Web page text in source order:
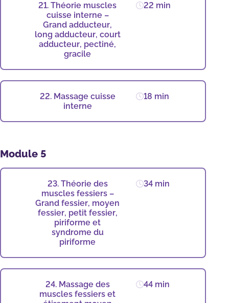
21. Théorie muscles
cuisse interne –
Grand adducteur,
long adducteur, court
adducteur, pectiné,
gracile
22 min
22. Massage cuisse
interne
18 min
Module 5
23. Théorie des
muscles fessiers –
Grand fessier, moyen
fessier, petit fessier,
piriforme et
syndrome du
piriforme
34 min
24. Massage des
muscles fessiers et
44 min